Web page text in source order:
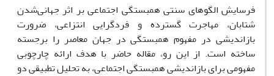
فرسایش الگوهای سنتی همبستگی اجتماعی بر اثر جهانی‌شدن
شتابان، مهاجرت گسترده و فردگرایی انتزاعی، ضرورت
بازاندیشی در مفهوم همبستگی در جهان معاصر را برجسته
ساخته است. از این رو، مقاله حاضر با هدف ارائه چارچوبی
مفهومی برای بازاندیشی همبستگی اجتماعی، به تحلیل تطبیقی دو